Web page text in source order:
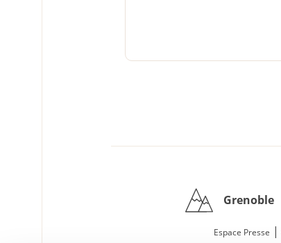
Grenoble
Espace Presse |